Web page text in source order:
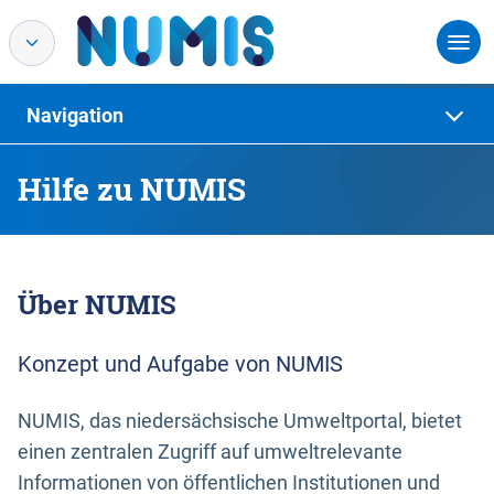
Hilfe zu NUMIS
Navigation
Über NUMIS
Konzept und Aufgabe von NUMIS
NUMIS, das niedersächsische Umweltportal, bietet
einen zentralen Zugriff auf umweltrelevante
Informationen von öffentlichen Institutionen und